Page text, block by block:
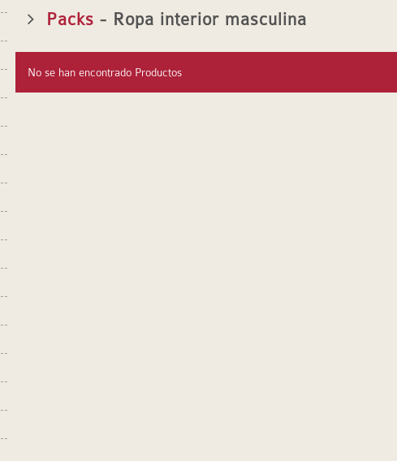
Packs - Ropa interior masculina
No se han encontrado Productos